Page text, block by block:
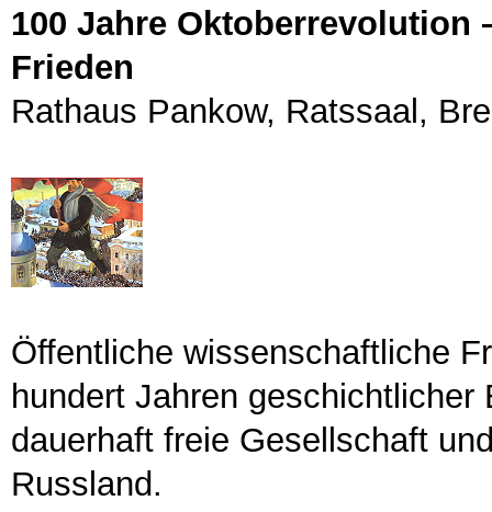
100 Jahre Oktoberrevolution
Frieden
Rathaus Pankow, Ratssaal,
Öffentliche wissenschaftliche
hundert Jahren
dauerhaft freie Gesellschaft
Russland.